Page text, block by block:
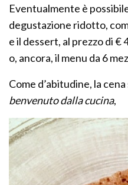
Eventualmente è
degustazione ridotto,
e il dessert, al prezzo di €
o, ancora, il menu da 6
Come d’abitudine, la
benvenuto dalla cucina,